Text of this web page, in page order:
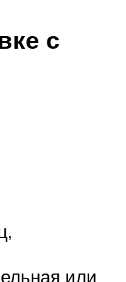
с
или